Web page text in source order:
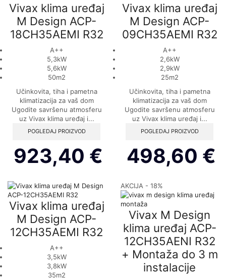
Vivax klima uređaj
M Design ACP-
18CH35AEMI R32
A++
5,3kW
5,6kW
50m2
Učinkovita, tiha i pametna
klimatizacija za vaš dom
Ugodite savršenu atmosferu
uz Vivax klima uređaj i...
POGLEDAJ PROIZVOD
923,40 €
Vivax klima uređaj
M Design ACP-
09CH35AEMI R32
A++
2,6kW
2,9kW
25m2
Učinkovita, tiha i pametna
klimatizacija za vaš dom
Ugodite savršenu atmosferu
uz Vivax klima uređaj i...
POGLEDAJ PROIZVOD
498,60 €
Vivax klima uređaj
M Design ACP-
12CH35AEMI R32
A++
3,5kW
3,8kW
35m2
AKCIJA - 18%
Vivax M Design
klima uređaj ACP-
12CH35AENI R32
+ Montaža do 3 m
instalacije